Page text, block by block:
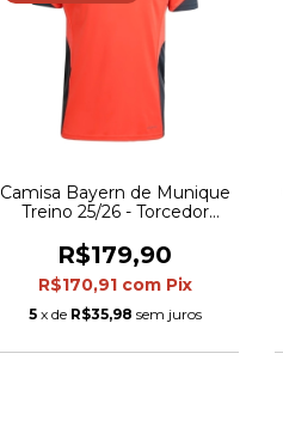
Camisa Bayern de Munique
Treino 25/26 - Torcedor
com detalhes em cinza
R$179,90
R$170,91 com Pix
5 x de R$35,98 sem juros